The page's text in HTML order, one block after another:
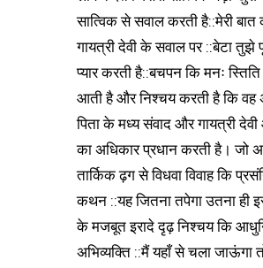
सात्विक से सवाल करती है::मेरी बात
गायत्री देवी के सवाल पर ::बेटा तुझे
प्यार करती है::बचपन कि मनः
आती है और निश्चय करती है कि
पिता के मध्य संवाद और गायत्री
का अधिकार प्रधान करती है। जो
तार्किक ढ़ग से विधवा विवाह कि
कथन ::यह जितना तपेगा उतना ही
के मजबूत इरादे दृढ़ निश्चय कि
अभिव्यक्ति ::मैं यहाँ से चला जाऊंगा